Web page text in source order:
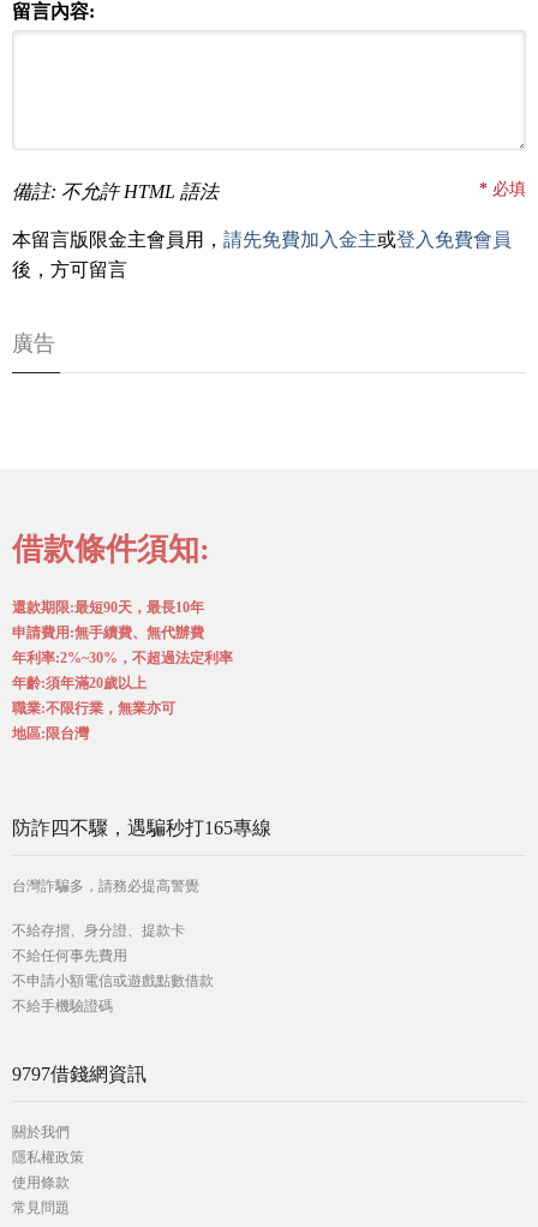
留言內容:
備註: 不允許 HTML 語法 * 必填
本留言版限金主會員用， 請先免費加入金主或登入免費會員
後，方可留言
廣告
借款條件須知:
還款期限:最短90天，最長10年
申請費用:無手續費、無代辦費
年利率:2%~30%，不超過法定利率
年齡:須年滿20歲以上
職業:不限行業，無業亦可
地區:限台灣
防詐四不驟，遇騙秒打165專線
台灣詐騙多，請務必提高警覺
不給存摺、身分證、提款卡
不給任何事先費用
不申請小額電信或遊戲點數借款
不給手機驗證碼
9797借錢網資訊
關於我們
隱私權政策
使用條款
常見問題